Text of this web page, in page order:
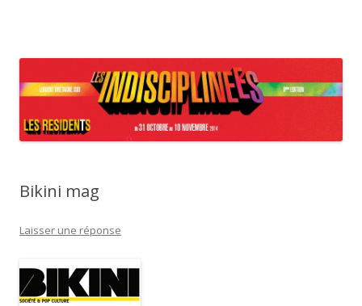
Résidents
Bikini mag
Laisser une réponse